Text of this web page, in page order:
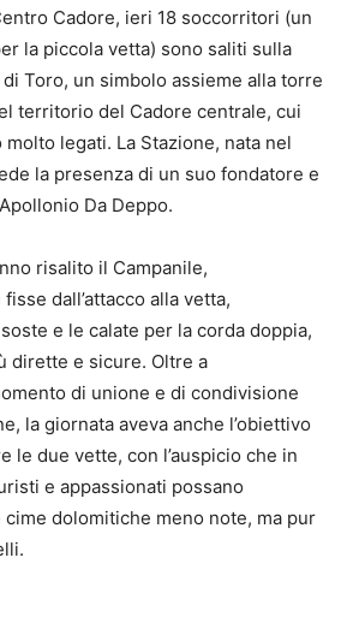
Cadore, ieri 18 soccorritori (un
la piccola vetta) sono saliti sulla
Toro, un simbolo assieme alla torre
territorio del Cadore centrale, cui
legati. La Stazione, nata nel
la presenza di un suo fondatore e
Da Deppo.
risalito il Campanile,
dall’attacco alla vetta,
e le calate per la corda doppia,
dirette e sicure. Oltre a
di unione e di condivisione
la giornata aveva anche l’obiettivo
le due vette, con l’auspicio che in
e appassionati possano
dolomitiche meno note, ma pur